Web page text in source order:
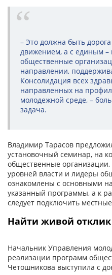
– Это должна быть
движением, а с единым –
общественные
направлении,
Консолидация всех
направленных на
молодежной среде, –
задача.
Владимир Тарасов
установочный семинар, на
общественные
уровней власти и лидеры
ознакомлены с основными
указанный программы, а к
следует подключить
Найти живой отклик
Начальник Управления
реализации программ
Четошникова выступила с